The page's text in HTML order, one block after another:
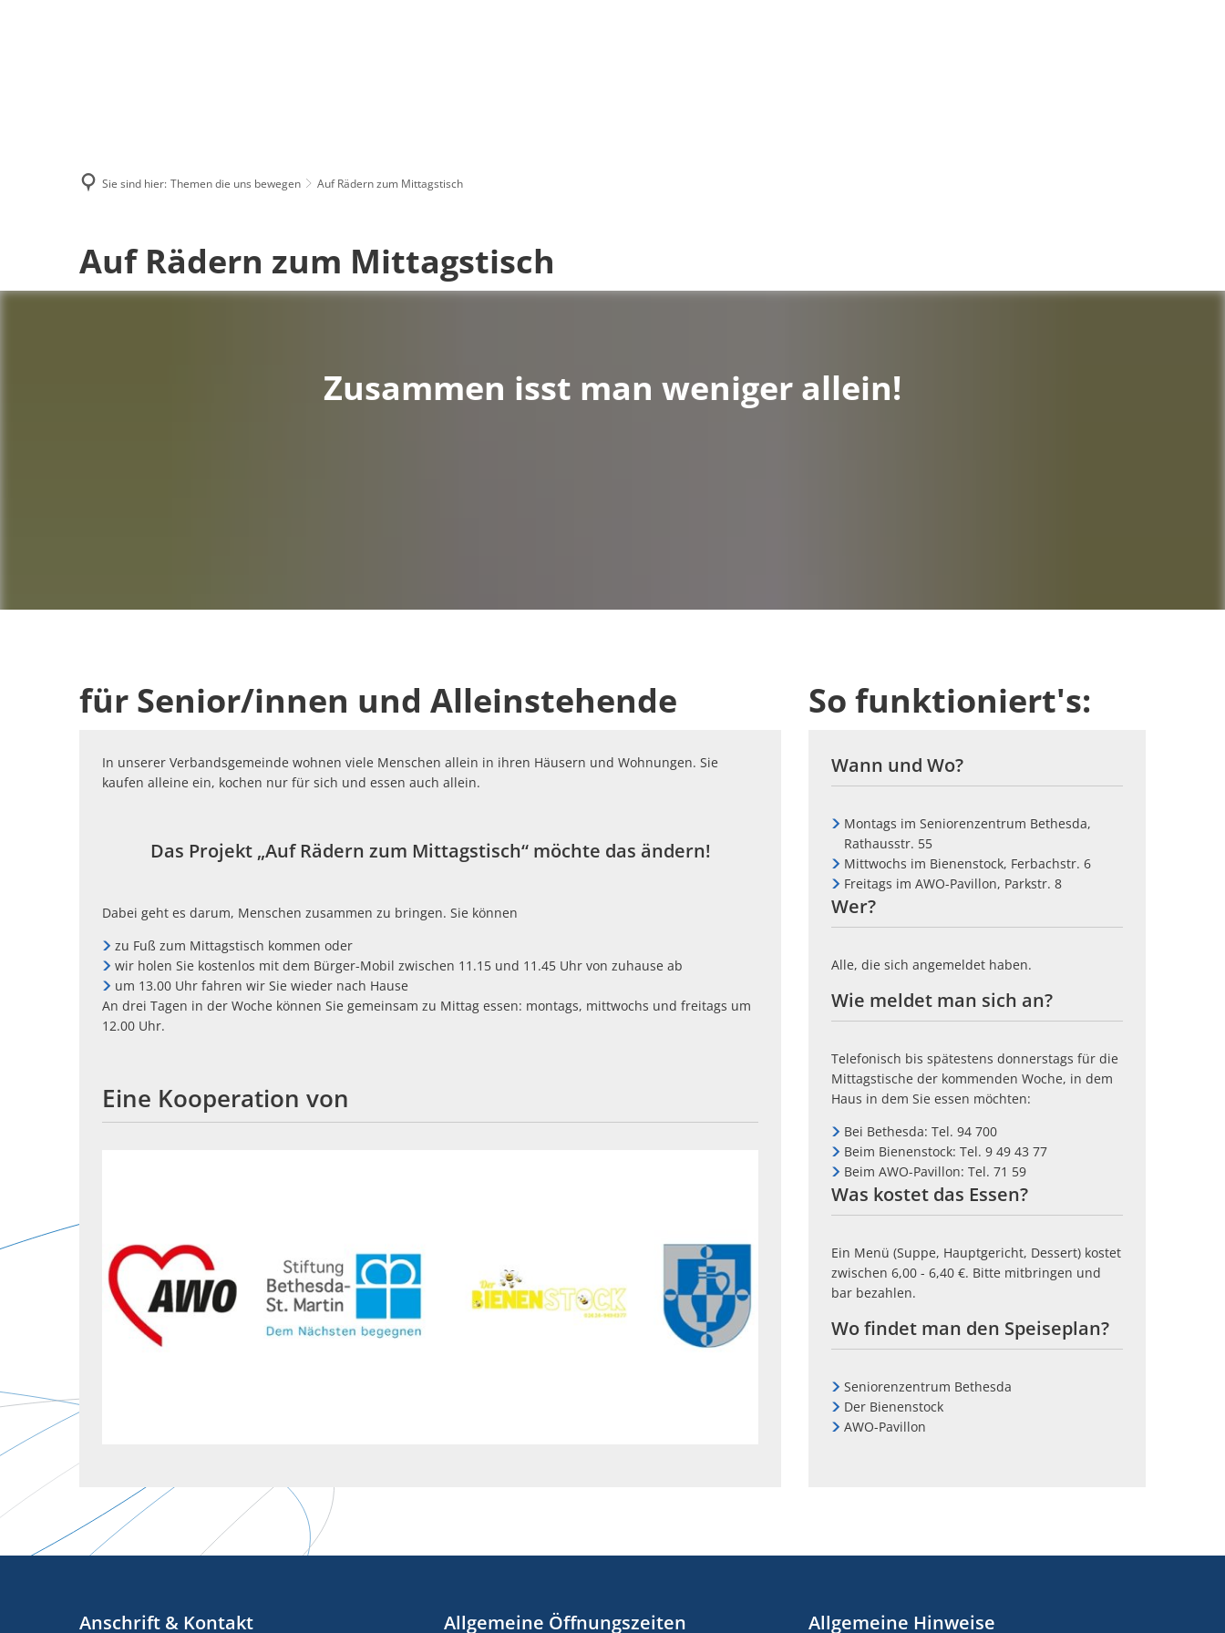
Sie sind hier: Themen die uns bewegen Auf Rädern zum Mittagstisch
Rädern
Auf Rädern zum Mittagstisch
Zusammen isst man weniger allein!
für Senior/innen und Alleinstehende
In unserer Verbandsgemeinde wohnen viele Menschen allein in ihren Häusern und Wohnungen. Sie
kaufen alleine ein, kochen nur für sich und essen auch allein.
Das Projekt „Auf Rädern zum Mittagstisch“ möchte das ändern!
Dabei geht es darum, Menschen zusammen zu bringen. Sie können
zu Fuß zum Mittagstisch kommen oder
wir holen Sie kostenlos mit dem Bürger-Mobil zwischen 11.15 und 11.45 Uhr von zuhause ab
um 13.00 Uhr fahren wir Sie wieder nach Hause
An drei Tagen in der Woche können Sie gemeinsam zu Mittag essen: montags, mittwochs und freitags um
12.00 Uhr.
Eine Kooperation von
So funktioniert's:
Wann und Wo?
Montags im Seniorenzentrum Bethesda,
Rathausstr. 55
Mittwochs im Bienenstock, Ferbachstr. 6
Freitags im AWO-Pavillon, Parkstr. 8
Wer?
Alle, die sich angemeldet haben.
Wie meldet man sich an?
Telefonisch bis spätestens donnerstags für die
Mittagstische der kommenden Woche, in dem
Haus in dem Sie essen möchten:
Bei Bethesda: Tel. 94 700
Beim Bienenstock: Tel. 9 49 43 77
Beim AWO-Pavillon: Tel. 71 59
Was kostet das Essen?
Ein Menü (Suppe, Hauptgericht, Dessert) kostet
zwischen 6,00 - 6,40 €. Bitte mitbringen und
bar bezahlen.
Wo findet man den Speiseplan?
Seniorenzentrum Bethesda
Der Bienenstock
AWO-Pavillon
Anschrift & Kontakt Allgemeine Öffnungszeiten Allgemeine Hinweise